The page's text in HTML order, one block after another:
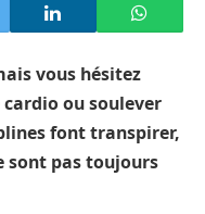
vous hésitez
cardio ou soulever
font transpirer,
sont pas toujours